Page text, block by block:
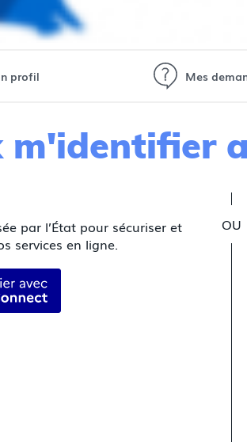
profil Mes
m'identifier
par l’État pour sécuriser et
services en ligne.
avec FranceConnect